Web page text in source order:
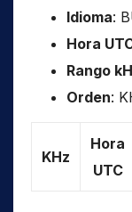
Idioma:
Hora
Rango
Orden:
KHz
Hora
UTC